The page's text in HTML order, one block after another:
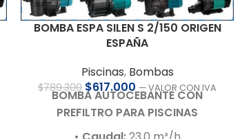
BOMBA ESPA SILEN S 2/150 ORIGEN
ESPAÑA
Piscinas, Bombas
$789.300 $617.000 — VALOR CON IVA
BOMBA AUTOCEBANTE CON
PREFILTRO PARA PISCINAS